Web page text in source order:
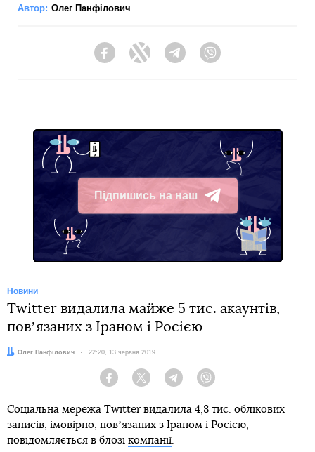
Автор: Олег Панфілович
FacebookTwitter Telegram
Підпишись на наш
Telegram
Новини
Twitter видалила майже 5 тис. акаунтів,
повʼязаних з Іраном і Росією
Автор:
Олег Панфілович Дата:
22:20, 13 червня 2019
Facebook Twitter Telegram
Соціальна мережа Twitter видалила 4,8 тис. облікових
записів, імовірно, повʼязаних з Іраном і Росією,
повідомляється в блозі компанії.